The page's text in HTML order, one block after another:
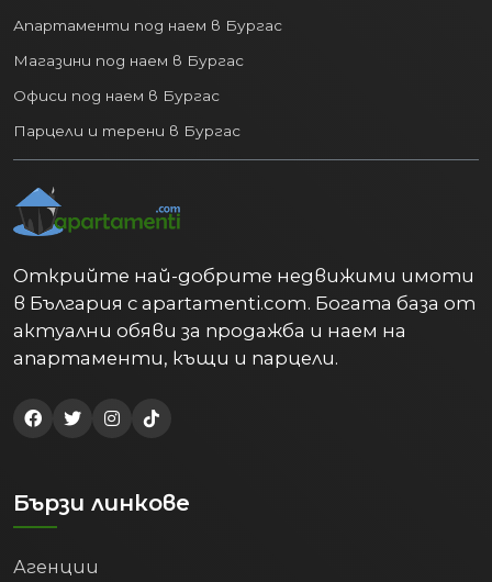
Апартаменти под наем в Бургас
Магазини под наем в Бургас
Офиси под наем в Бургас
Парцели и терени в Бургас
Открийте най-добрите недвижими имоти
в България с apartamenti.com. Богата база от
актуални обяви за продажба и наем на
апартаменти, къщи и парцели.
Бързи линкове
Агенции